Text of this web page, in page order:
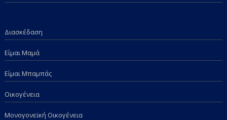
Διασκέδαση
Είμαι Μαμά
Είμαι Μπαμπάς
Οικογένεια
Μονογονεϊκή Οικογένεια